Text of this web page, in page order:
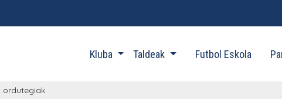
Kluba Taldeak Futbol Eskola
ordutegiak